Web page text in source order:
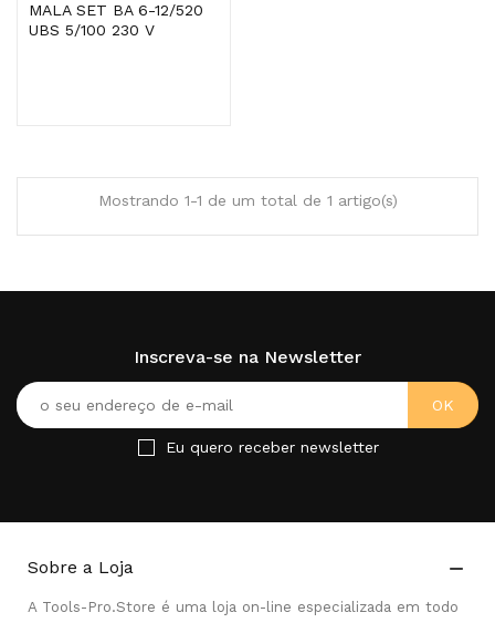
MALA SET BA 6-12/520
UBS 5/100 230 V
Mostrando 1-1 de um total de 1 artigo(s)
Inscreva-se na Newsletter
Eu quero receber newsletter
Sobre a Loja 
A Tools-Pro.Store é uma loja on-line especializada em todo